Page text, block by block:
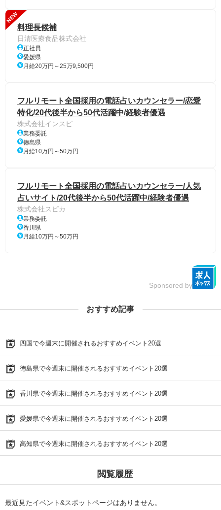
NEW
料理長候補
日清医療食品株式会社
正社員
愛媛県
月給20万円～25万9,500円
フルリモート全国採用の電話占いカウンセラー/恋愛
特化/20代後半から50代活躍中/経験者優遇
株式会社インスピ
業務委託
徳島県
月給10万円～50万円
フルリモート全国採用の電話占いカウンセラー/人気
占いサイト/20代後半から50代活躍中/経験者優遇
株式会社スピカ
業務委託
香川県
月給10万円～50万円
Sponsored by
おすすめ記事
四国で今週末に開催されるおすすめイベント20選
徳島県で今週末に開催されるおすすめイベント20選
香川県で今週末に開催されるおすすめイベント20選
愛媛県で今週末に開催されるおすすめイベント20選
高知県で今週末に開催されるおすすめイベント20選
閲覧履歴
最近見たイベント&スポットページはありません。